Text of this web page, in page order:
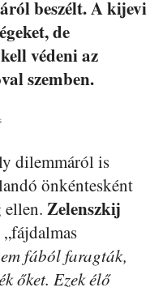
beszélt. A kijevi
de
védeni az
szemben.
dilemmáról is
önkéntesként
ellen. Zelenszkij
fából faragták,
őket. Ezek élő